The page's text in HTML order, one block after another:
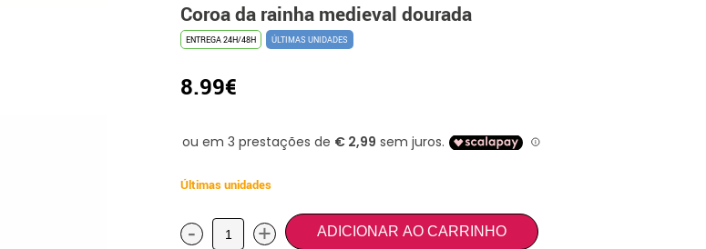
Coroa da rainha medieval dourada
ENTREGA 24H/48H ÚLTIMAS UNIDADES
8.99€
Últimas unidades
- + ADICIONAR AO CARRINHO